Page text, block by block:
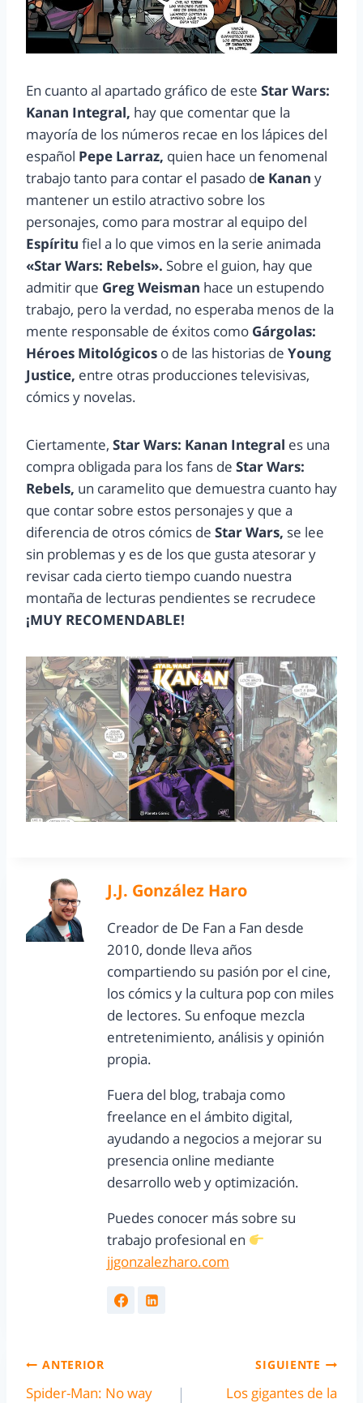
En cuanto al apartado gráfico de este Star Wars:
Kanan Integral, hay que comentar que la
mayoría de los números recae en los lápices del
español Pepe Larraz, quien hace un fenomenal
trabajo tanto para contar el pasado de Kanan y
mantener un estilo atractivo sobre los
personajes, como para mostrar al equipo del
Espíritu fiel a lo que vimos en la serie animada
«Star Wars: Rebels». Sobre el guion, hay que
admitir que Greg Weisman hace un estupendo
trabajo, pero la verdad, no esperaba menos de la
mente responsable de éxitos como Gárgolas:
Héroes Mitológicos o de las historias de Young
Justice, entre otras producciones televisivas,
cómics y novelas.
Ciertamente, Star Wars: Kanan Integral es una
compra obligada para los fans de Star Wars:
Rebels, un caramelito que demuestra cuanto hay
que contar sobre estos personajes y que a
diferencia de otros cómics de Star Wars, se lee
sin problemas y es de los que gusta atesorar y
revisar cada cierto tiempo cuando nuestra
montaña de lecturas pendientes se recrudece
¡MUY RECOMENDABLE!
J.J. González Haro
Creador de De Fan a Fan desde
2010, donde lleva años
compartiendo su pasión por el cine,
los cómics y la cultura pop con miles
de lectores. Su enfoque mezcla
entretenimiento, análisis y opinión
propia.
Fuera del blog, trabaja como
freelance en el ámbito digital,
ayudando a negocios a mejorar su
presencia online mediante
desarrollo web y optimización.
Puedes conocer más sobre su
trabajo profesional en
jjgonzalezharo.com
ANTERIOR
Spider-Man: No way
SIGUIENTE
Los gigantes de la